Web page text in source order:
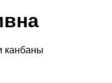
канбаны